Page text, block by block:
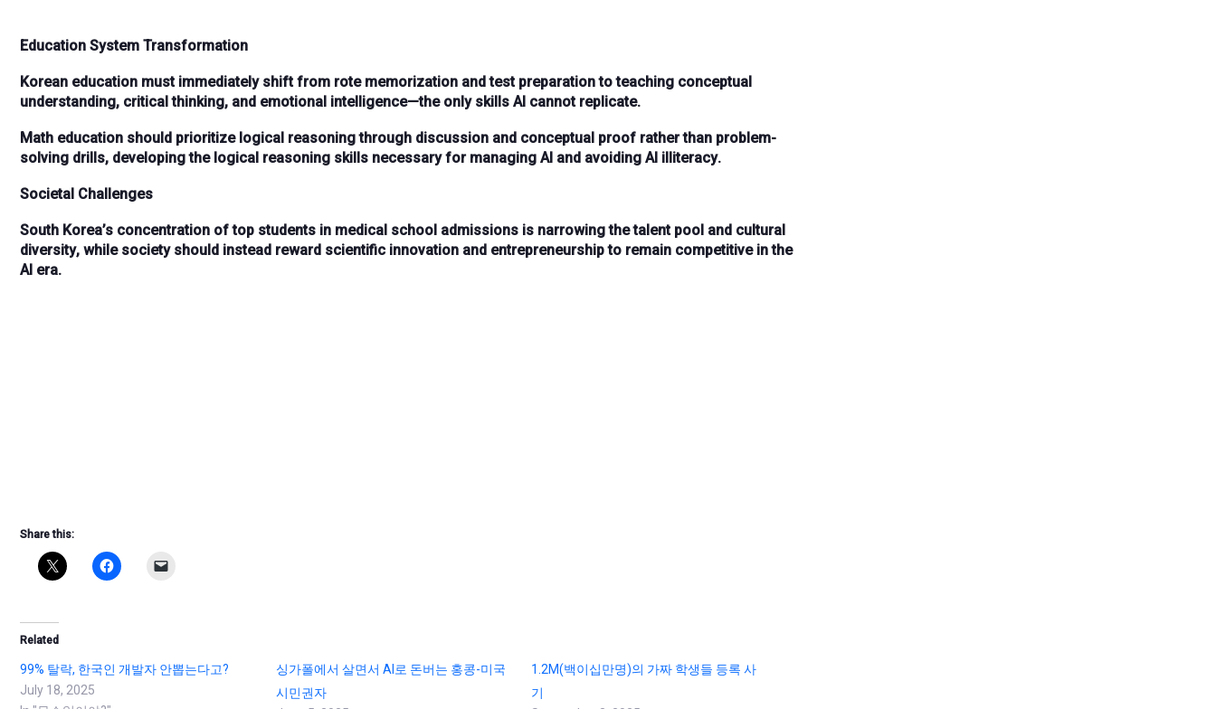
Education System Transformation
Korean education must immediately shift from rote memorization andtest preparationto teaching conceptual
understanding, critical thinking, and emotional intelligence—the only skills AI cannot replicate.
Math education should prioritize logical reasoningthrough discussion and conceptual proof rather than problem-
solving drills, developing the logical reasoning skills necessary for managing AI and avoiding AI illiteracy.
Societal Challenges
South Korea’s concentration of top students in medical school admissions is narrowing the talent pool and cultural
diversity, while society should instead reward scientific innovation and entrepreneurshipto remain competitive in the
AI era.
Share this:
Related
99% 탈락, 한국인 개발자 안뽑는다고?
July 18, 2025
싱가폴에서 살면서 AI로 돈버는 홍콩-미국
시민권자
1.2M(백이십만명)의 가짜 학생들 등록 사
기